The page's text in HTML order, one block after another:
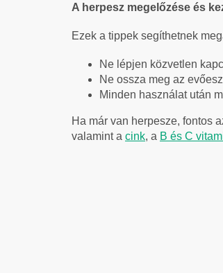
A herpesz megelőzése és
Ezek a tippek segíthetnek
Ne lépjen közvetlen
Ne ossza meg az
Minden használat után
Ha már van herpesze, fontos
valaminta cink, a B és C